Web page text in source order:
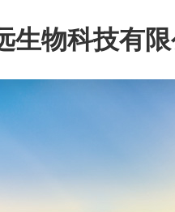
生物科技有